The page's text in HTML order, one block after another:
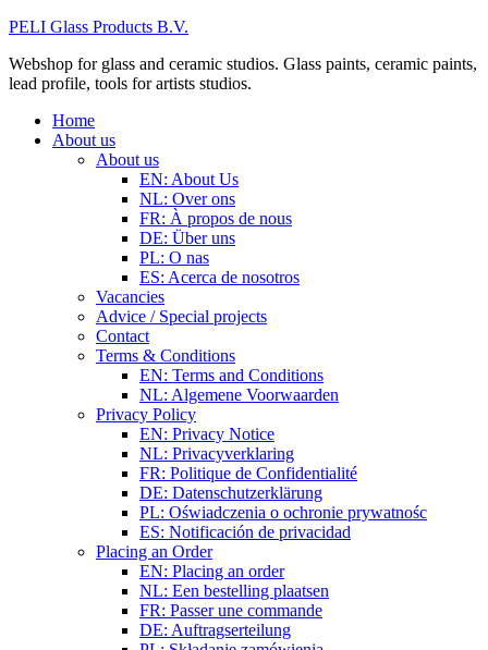
PELI Glass Products B.V.
Webshop for glass and ceramic studios. Glass paints, ceramic paints,
lead profile, tools for artists studios.
Home
About us
About us
EN: About Us
NL: Over ons
FR: À propos de nous
DE: Über uns
PL: O nas
ES: Acerca de nosotros
Vacancies
Advice / Special projects
Contact
Terms & Conditions
EN: Terms and Conditions
NL: Algemene Voorwaarden
Privacy Policy
EN: Privacy Notice
NL: Privacyverklaring
FR: Politique de Confidentialité
DE: Datenschutzerklärung
PL: Oświadczenia o ochronie prywatnośc
ES: Notificación de privacidad
Placing an Order
EN: Placing an order
NL: Een bestelling plaatsen
FR: Passer une commande
DE: Auftragserteilung